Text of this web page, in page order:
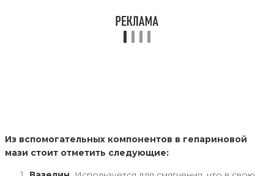
Из вспомогательных компонентов в гепариновой
мази стоит отметить следующие: